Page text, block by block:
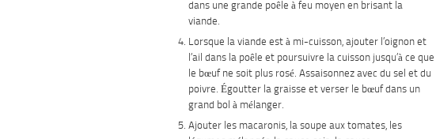
dans une grande poêle à feu moyen en brisant la
viande.
Lorsque la viande est à mi-cuisson, ajouter l’oignon et
l’ail dans la poêle et poursuivre la cuisson jusqu’à ce que
le bœuf ne soit plus rosé. Assaisonnez avec du sel et du
poivre. Égoutter la graisse et verser le bœuf dans un
grand bol à mélanger.
Ajouter les macaronis, la soupe aux tomates, les